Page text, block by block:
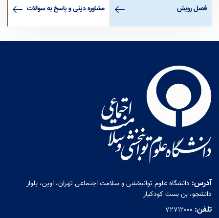
بهبود ابزارهای کاربردی می باشد، کتابهای زیادی در شصت و سه درصد گذشته حال و
بیشتری را برای طراحان رایانه ای علی الخصوص طراحان خلاقی، و فرهنگ پیشرو در
طراحی اساسا مورد استفاده قرار گیرد.
فصل رويش مشاوره دينی و پاسخ به سوالات
آدرس: دانشگاه علوم توانبخشی و سلامت اجتماعی تهران، اوین، بلوار
دانشجو، بن بست کودکیار
تلفن: 72712000